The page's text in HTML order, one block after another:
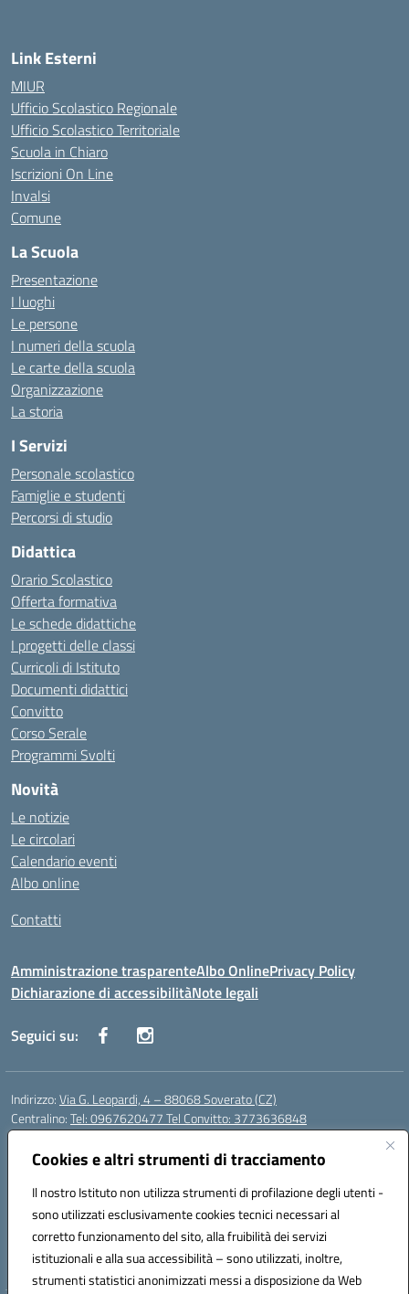
Cookies e altri strumenti di tracciamento
Il nostro Istituto non utilizza strumenti di profilazione degli utenti -
sono utilizzati esclusivamente cookies tecnici necessari al
corretto funzionamento del sito, alla fruibilità dei servizi
istituzionali e alla sua accessibilità – sono utilizzati, inoltre,
strumenti statistici anonimizzati messi a disposizione da Web
Link Esterni
MIUR
Ufficio Scolastico Regionale
Ufficio Scolastico Territoriale
Scuola in Chiaro
Iscrizioni On Line
Invalsi
Comune
La Scuola
Presentazione
I luoghi
Le persone
I numeri della scuola
Le carte della scuola
Organizzazione
La storia
I Servizi
Personale scolastico
Famiglie e studenti
Percorsi di studio
Didattica
Orario Scolastico
Offerta formativa
Le schede didattiche
I progetti delle classi
Curricoli di Istituto
Documenti didattici
Convitto
Corso Serale
Programmi Svolti
Novità
Le notizie
Le circolari
Calendario eventi
Albo online
Contatti
Amministrazione trasparenteAlbo OnlinePrivacy Policy
Dichiarazione di accessibilitàNote legali
Seguici su:
Indirizzo:Via G. Leopardi, 4 – 88068 Soverato (CZ)
Centralino:Tel: 0967620477 Tel Convitto: 3773636848
Email:
Posta elettronica certificata (PEC):czrh04000q@pec.istruzione.it
Codice fiscale: 84000690796
Codice meccanografico:CZRH04000Q
Codice Indice delle Pubbliche Amministrazioni (IPA): istsc_czrh04000q
Codice unico di fatturazione (CUF): UF9M13